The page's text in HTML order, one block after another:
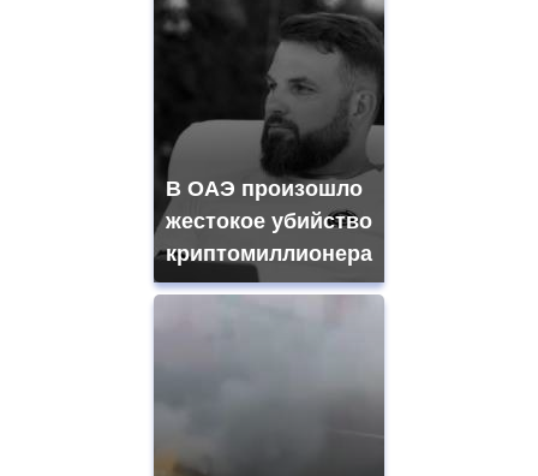
В ОАЭ произошло
жестокое убийство
криптомиллионера